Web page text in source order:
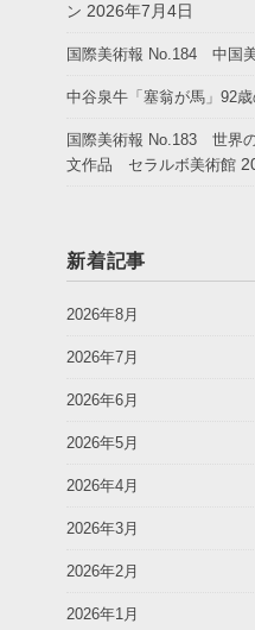
ン 2026年7月4日
国際美術報 No.184 中国
中谷泉牛「塞翁が馬」92
国際美術報 No.183 世
文作品 セラルボ美術館
新着記事
2026年8月
2026年7月
2026年6月
2026年5月
2026年4月
2026年3月
2026年2月
2026年1月